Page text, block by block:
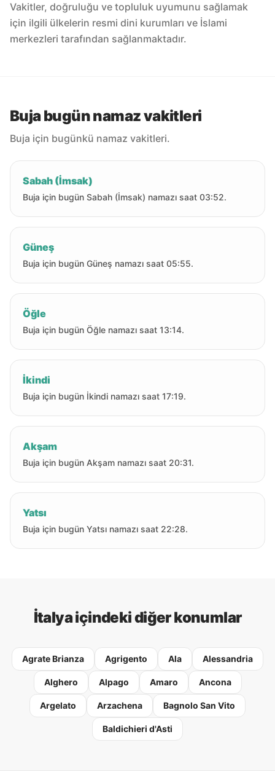
Vakitler, doğruluğu ve topluluk uyumunu sağlamak
için ilgili ülkelerin resmi dini kurumları ve İslami
merkezleri tarafından sağlanmaktadır.
Buja bugün namaz vakitleri
Buja için bugünkü namaz vakitleri.
Sabah (İmsak)
Buja için bugün Sabah (İmsak) namazı saat 03:52.
Güneş
Buja için bugün Güneş namazı saat 05:55.
Öğle
Buja için bugün Öğle namazı saat 13:14.
İkindi
Buja için bugün İkindi namazı saat 17:19.
Akşam
Buja için bugün Akşam namazı saat 20:31.
Yatsı
Buja için bugün Yatsı namazı saat 22:28.
İtalya içindeki diğer konumlar
Agrate Brianza Agrigento Ala Alessandria
Alghero Alpago Amaro Ancona
Argelato Arzachena Bagnolo San Vito
Baldichieri d'Asti